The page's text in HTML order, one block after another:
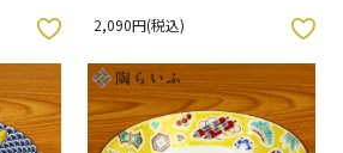
2,090円(税込)
お気に入りボタン